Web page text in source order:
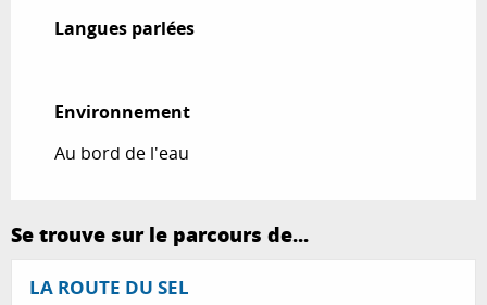
Langues parlées
Langues parlées
Environnement
Environnement
Au bord de l'eau
Se trouve sur le parcours de...
LA ROUTE DU SEL